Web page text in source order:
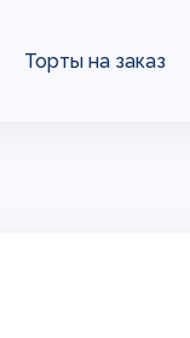
Торты на заказ